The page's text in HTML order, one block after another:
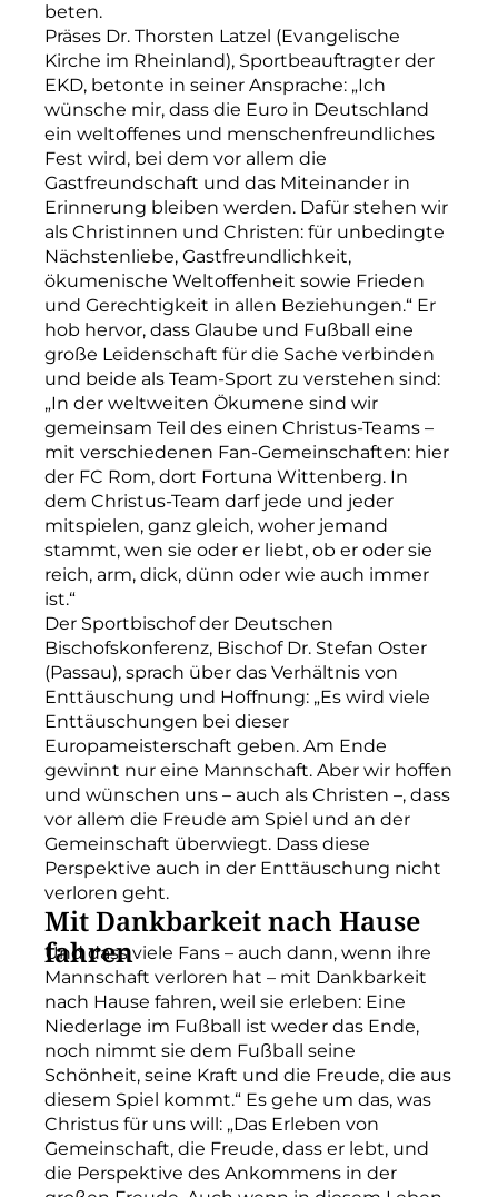
beten.
Präses Dr. Thorsten Latzel (Evangelische
Kirche im Rheinland), Sportbeauftragter der
EKD, betonte in seiner Ansprache: „Ich
wünsche mir, dass die Euro in Deutschland
ein weltoffenes und menschenfreundliches
Fest wird, bei dem vor allem die
Gastfreundschaft und das Miteinander in
Erinnerung bleiben werden. Dafür stehen wir
als Christinnen und Christen: für unbedingte
Nächstenliebe, Gastfreundlichkeit,
ökumenische Weltoffenheit sowie Frieden
und Gerechtigkeit in allen Beziehungen.“ Er
hob hervor, dass Glaube und Fußball eine
große Leidenschaft für die Sache verbinden
und beide als Team-Sport zu verstehen sind:
„In der weltweiten Ökumene sind wir
gemeinsam Teil des einen Christus-Teams –
mit verschiedenen Fan-Gemeinschaften: hier
der FC Rom, dort Fortuna Wittenberg. In
dem Christus-Team darf jede und jeder
mitspielen, ganz gleich, woher jemand
stammt, wen sie oder er liebt, ob er oder sie
reich, arm, dick, dünn oder wie auch immer
ist.“
Der Sportbischof der Deutschen
Bischofskonferenz, Bischof Dr. Stefan Oster
(Passau), sprach über das Verhältnis von
Enttäuschung und Hoffnung: „Es wird viele
Enttäuschungen bei dieser
Europameisterschaft geben. Am Ende
gewinnt nur eine Mannschaft. Aber wir hoffen
und wünschen uns – auch als Christen –, dass
vor allem die Freude am Spiel und an der
Gemeinschaft überwiegt. Dass diese
Perspektive auch in der Enttäuschung nicht
verloren geht.
Mit Dankbarkeit nach Hause
fahren
Und dass viele Fans – auch dann, wenn ihre
Mannschaft verloren hat – mit Dankbarkeit
nach Hause fahren, weil sie erleben: Eine
Niederlage im Fußball ist weder das Ende,
noch nimmt sie dem Fußball seine
Schönheit, seine Kraft und die Freude, die aus
diesem Spiel kommt.“ Es gehe um das, was
Christus für uns will: „Das Erleben von
Gemeinschaft, die Freude, dass er lebt, und
die Perspektive des Ankommens in der